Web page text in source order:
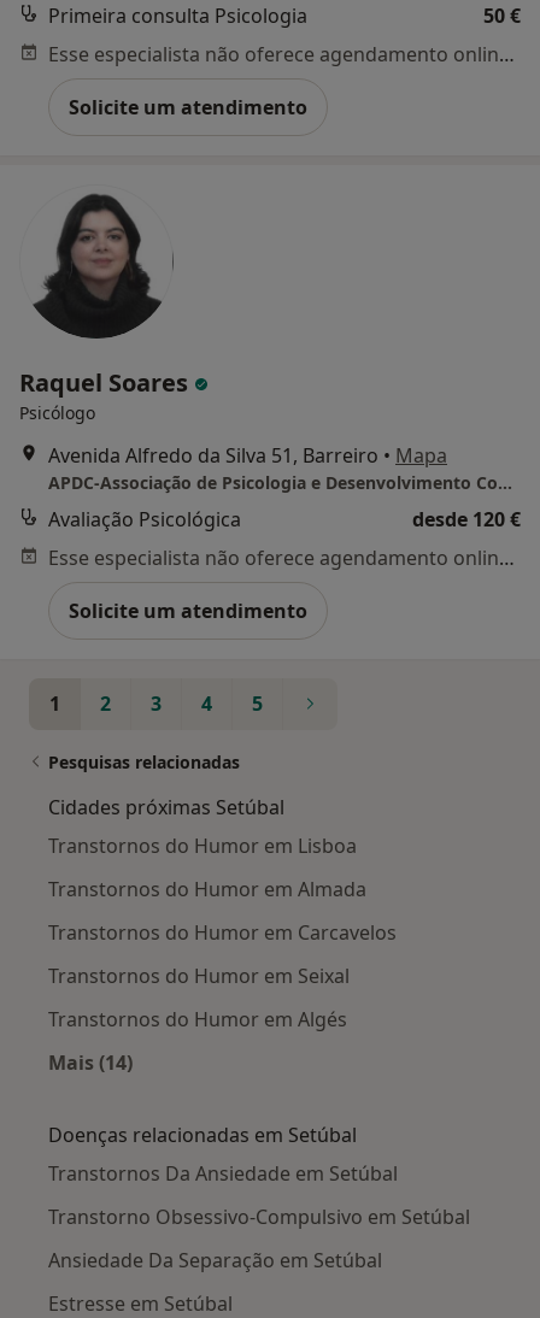
Primeira consulta Psicologia
50 €
Esse especialista não oferece agendamento online para esse endereço.
Solicite um atendimento
Raquel Soares
Psicólogo
Avenida Alfredo da Silva 51, Barreiro • Mapa
APDC-Associação de Psicologia e Desenvolvimento Comunitário
Avaliação Psicológica
desde 120 €
Esse especialista não oferece agendamento online para esse endereço.
Solicite um atendimento
1 2 3 4 5
Pesquisas relacionadas
Cidades próximas Setúbal
Transtornos do Humor em Lisboa
Transtornos do Humor em Almada
Transtornos do Humor em Carcavelos
Transtornos do Humor em Seixal
Transtornos do Humor em Algés
Mais (14)
Doenças relacionadas em Setúbal
Transtornos Da Ansiedade em Setúbal
Transtorno Obsessivo-Compulsivo em Setúbal
Ansiedade Da Separação em Setúbal
Estresse em Setúbal